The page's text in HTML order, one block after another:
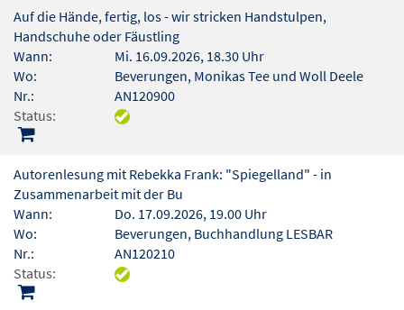
Auf die Hände, fertig, los - wir stricken Handstulpen,
Handschuhe oder Fäustling
Wann:
Mi. 16.09.2026, 18.30 Uhr
Wo:
Beverungen, Monikas Tee und Woll Deele
Nr.:
AN120900
Status:
Autorenlesung mit Rebekka Frank: "Spiegelland" - in
Zusammenarbeit mit der Bu
Wann:
Do. 17.09.2026, 19.00 Uhr
Wo:
Beverungen, Buchhandlung LESBAR
Nr.:
AN120210
Status: